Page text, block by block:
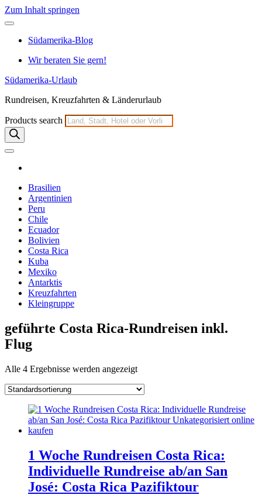
Zum Inhalt springen
Südamerika-Blog
Wir beraten Sie gern!
Südamerika-Urlaub
Rundreisen, Kreuzfahrten & Länderurlaub
Products search
Brasilien
Argentinien
Peru
Chile
Ecuador
Bolivien
Costa Rica
Kuba
Mexiko
Antarktis
Kreuzfahrten
Kleingruppe
geführte Costa Rica-Rundreisen inkl.
Flug
Alle 4 Ergebnisse werden angezeigt
1 Woche Rundreisen Costa Rica:
Individuelle Rundreise ab/an San
José: Costa Rica Pazifiktour